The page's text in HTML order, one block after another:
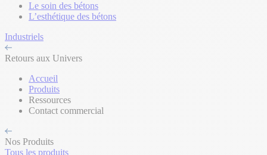
Le soin des bétons
L’esthétique des bétons
Industriels
Retours aux Univers
Accueil
Produits
Ressources
Contact commercial
Nos Produits
Tous les produits